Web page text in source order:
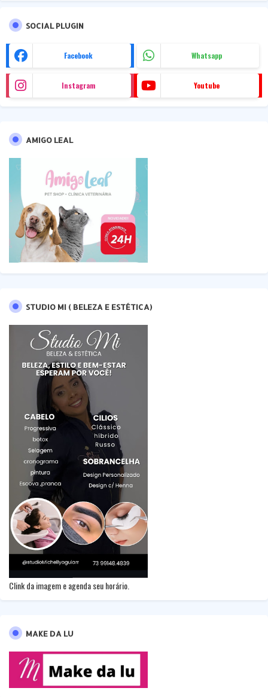
SOCIAL PLUGIN
Facebook Whatsapp
Instagram Youtube
AMIGO LEAL
STUDIO MI ( BELEZA E ESTÉTICA)
Clink da imagem e agenda seu horário.
MAKE DA LU